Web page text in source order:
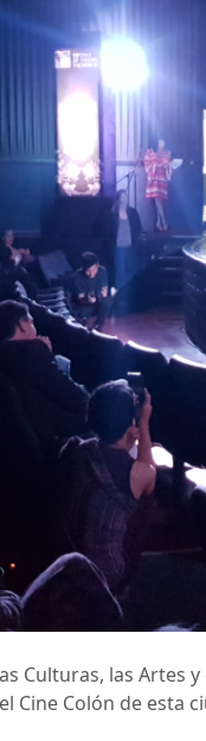
Culturas, las Artes
Cine Colón de esta